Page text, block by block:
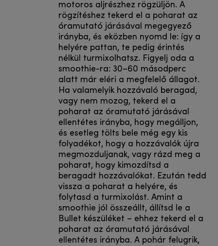
motoros aljrészhez rögzüljön. A
rögzítéshez tekerd el a poharat az
óramutató járásával megegyező
irányba, és eközben nyomd le: így a
helyére pattan, te pedig érintés
nélkül turmixolhatsz. Figyelj oda a
smoothie-ra: 30–60 másodperc
alatt már eléri a megfelelő állagot.
Ha valamelyik hozzávaló beragad,
vagy nem mozog, tekerd el a
poharat az óramutató járásával
ellentétes irányba, hogy megálljon,
és esetleg tölts bele még egy kis
folyadékot, hogy a hozzávalók újra
megmozduljanak, vagy rázd meg a
poharat, hogy kimozdítsd a
beragadt hozzávalókat. Ezután tedd
vissza a poharat a helyére, és
folytasd a turmixolást. Amint a
smoothie jól összeállt, állítsd le a
Bullet készüléket – ehhez tekerd el a
poharat az óramutató járásával
ellentétes irányba. A pohár felugrik,